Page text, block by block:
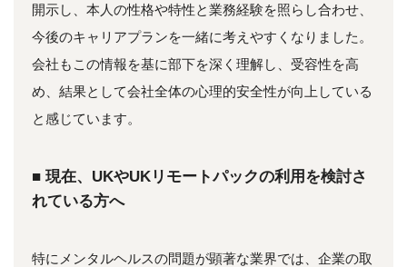
開示し、本人の性格や特性と業務経験を照らし合わせ、
今後のキャリアプランを一緒に考えやすくなりました。
会社もこの情報を基に部下を深く理解し、受容性を高
め、結果として会社全体の心理的安全性が向上している
と感じています。
■ 現在、UKやUKリモートパックの利用を検討さ
れている方へ
特にメンタルヘルスの問題が顕著な業界では、企業の取